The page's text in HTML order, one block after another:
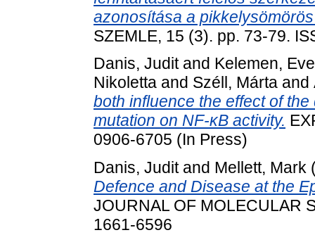
azonosítása a
SZEMLE, 15 (3). pp. 73-79.
Danis, Juditand Kelemen,
Nikoletta and Széll, Márta and
both influence the effect of
mutation on NF‐κB activity.
0906-6705 (In Press)
Danis, Juditand Mellett, Mark
Defence and Disease at the
JOURNAL OF MOLECULAR
1661-6596